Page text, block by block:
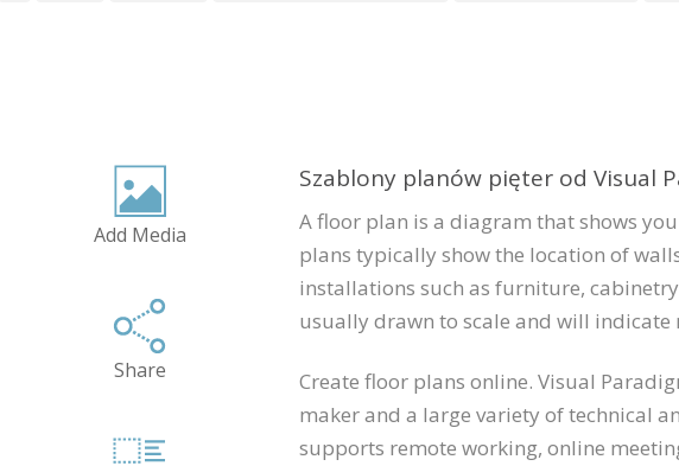
Add Media
Share
Szablony planów pięter od Visual
A floor plan is a diagram that shows
plans typically show the location of
installations such as furniture,
usually drawn to scale and will
Create floor plans online. Visual
maker and a large variety of technical
supports remote working, online